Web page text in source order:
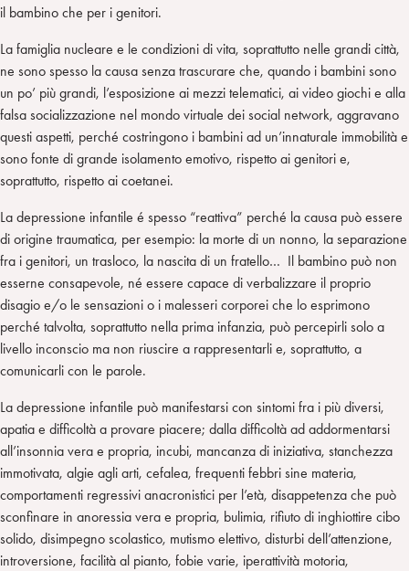
il bambino che per i genitori.
La famiglia nucleare e le condizioni di vita, soprattutto nelle grandi città,
ne sono spesso la causa senza trascurare che, quando i bambini sono
un po’ più grandi, l’esposizione ai mezzi telematici, ai video giochi e alla
falsa socializzazione nel mondo virtuale dei social network, aggravano
questi aspetti, perché costringono i bambini ad un’innaturale immobilità e
sono fonte di grande isolamento emotivo, rispetto ai genitori e,
soprattutto, rispetto ai coetanei.
La depressione infantile é spesso “reattiva” perché la causa può essere
di origine traumatica, per esempio: la morte di un nonno, la separazione
fra i genitori, un trasloco, la nascita di un fratello… Il bambino può non
esserne consapevole, né essere capace di verbalizzare il proprio
disagio e/o le sensazioni o i malesseri corporei che lo esprimono
perché talvolta, soprattutto nella prima infanzia, può percepirli solo a
livello inconscio ma non riuscire a rappresentarli e, soprattutto, a
comunicarli con le parole.
La depressione infantile può manifestarsi con sintomi fra i più diversi,
apatia e difficoltà a provare piacere; dalla difficoltà ad addormentarsi
all’insonnia vera e propria, incubi, mancanza di iniziativa, stanchezza
immotivata, algie agli arti, cefalea, frequenti febbri sine materia,
comportamenti regressivi anacronistici per l’età, disappetenza che può
sconfinare in anoressia vera e propria, bulimia, rifiuto di inghiottire cibo
solido, disimpegno scolastico, mutismo elettivo, disturbi dell’attenzione,
introversione, facilità al pianto, fobie varie, iperattività motoria,